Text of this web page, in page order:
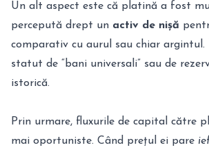
Un alt aspect este că platină a fost
percepută drept un activ de nișă
comparativ cu aurul sau chiar argintul.
statut de “bani universali” sau de
istorică.
Prin urmare, fluxurile de capital către
mai oportuniste. Când prețul ei pare